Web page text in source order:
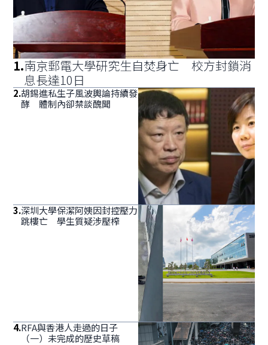
1.南京郵電大學研究生自焚身亡 校方封鎖消
息長達10日
2.胡錫進私生子風波輿論持續發
酵 體制內卻禁談醜聞
3.深圳大學保潔阿姨因封控壓力
跳樓亡 學生質疑涉壓榨
4.RFA與香港人走過的日子
（一）未完成的歷史草稿